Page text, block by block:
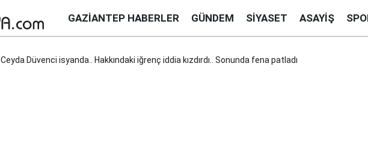
GAZIANTEP HABERLER GÜNDEM SIYASET ASAYIŞ
Ceyda Düvenci isyanda.. Hakkındaki iğrenç iddia kızdırdı.. Sonunda fena patladı